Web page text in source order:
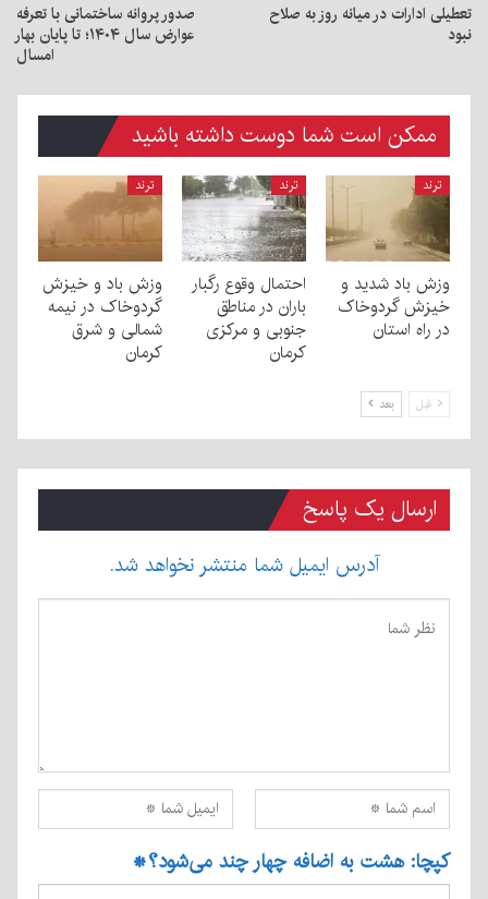
تعطیلی ادارات در میانه روز به صلاح
نبود
صدور پروانه ساختمانی با تعرفه
عوارض سال ۱۴۰۴؛ تا پایان بهار
امسال
ممکن است شما دوست داشته باشید
ترند
وزش باد شدید و
خیزش گردوخاک
در راه استان
ترند
احتمال وقوع رگبار
باران در مناطق
جنوبی و مرکزی
کرمان
ترند
وزش باد و خیزش
گردوخاک در نیمه
شمالی و شرق
کرمان
قبل بعد
ارسال یک پاسخ
آدرس ایمیل شما منتشر نخواهد شد.
کپچا: هشت به اضافه چهار چند می‌شود؟*